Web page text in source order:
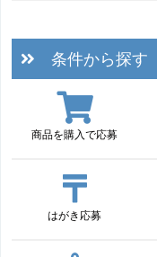
条件から探す
商品を購入で応募
はがき応募